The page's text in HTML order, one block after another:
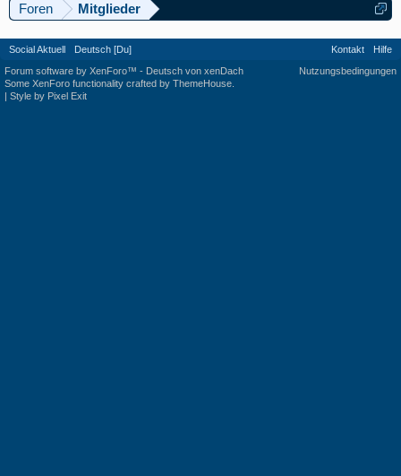
Foren Mitglieder
Social Aktuell Deutsch [Du] Kontakt
Hilfe
Nutzungsbedingungen
Forum software by XenForo™ - Deutsch von xenDach
Some XenForo functionality crafted by ThemeHouse
| Style by Pixel Exit